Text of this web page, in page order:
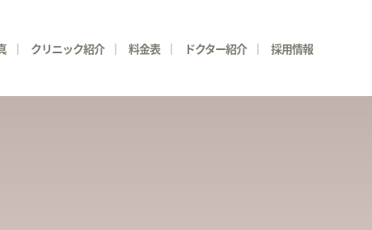
クリニック紹介 料金表 ドクター紹介 採用情報